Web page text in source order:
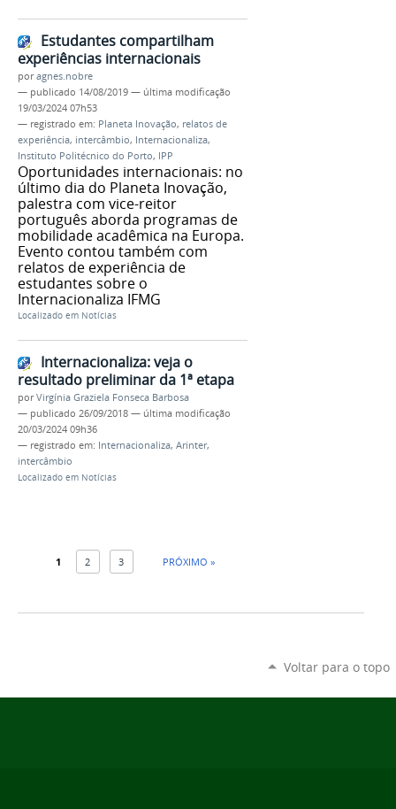
Estudantes compartilham
experiências internacionais
poragnes.nobre
— publicado 14/08/2019 — última modificação
19/03/2024 07h53
— registrado em: Planeta Inovação, relatos de
experiência, intercâmbio, Internacionaliza,
Instituto Politécnico do Porto, IPP
Oportunidades internacionais: no
último dia do Planeta Inovação,
palestra com vice-reitor
português aborda programas de
mobilidade acadêmica na Europa.
Evento contou também com
relatos de experiência de
estudantes sobre o
Internacionaliza IFMG
Localizado em Notícias
Internacionaliza: veja o
resultado preliminar da 1ª etapa
porVirgínia Graziela Fonseca Barbosa
— publicado 26/09/2018 — última modificação
20/03/2024 09h36
— registrado em: Internacionaliza, Arinter,
intercâmbio
Localizado em Notícias
1 2 3 PRÓXIMO »
Voltar para o topo